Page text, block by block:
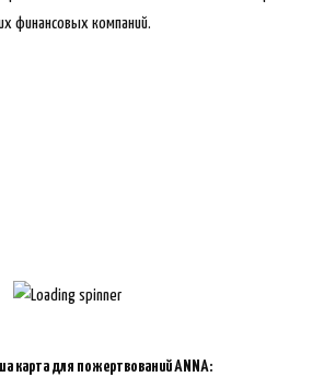
финансовых компаний.
карта для пожертвований ANNA: